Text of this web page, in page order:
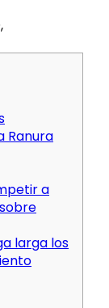
Ranura
a
larga los